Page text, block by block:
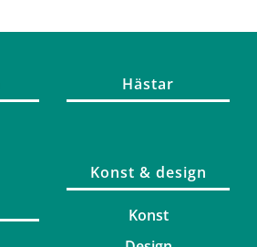
Hästar
Konst & design
Konst